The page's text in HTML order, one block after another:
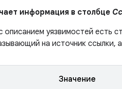
информация в столбце
описанием уязвимостей есть
на источник ссылки,
Значение